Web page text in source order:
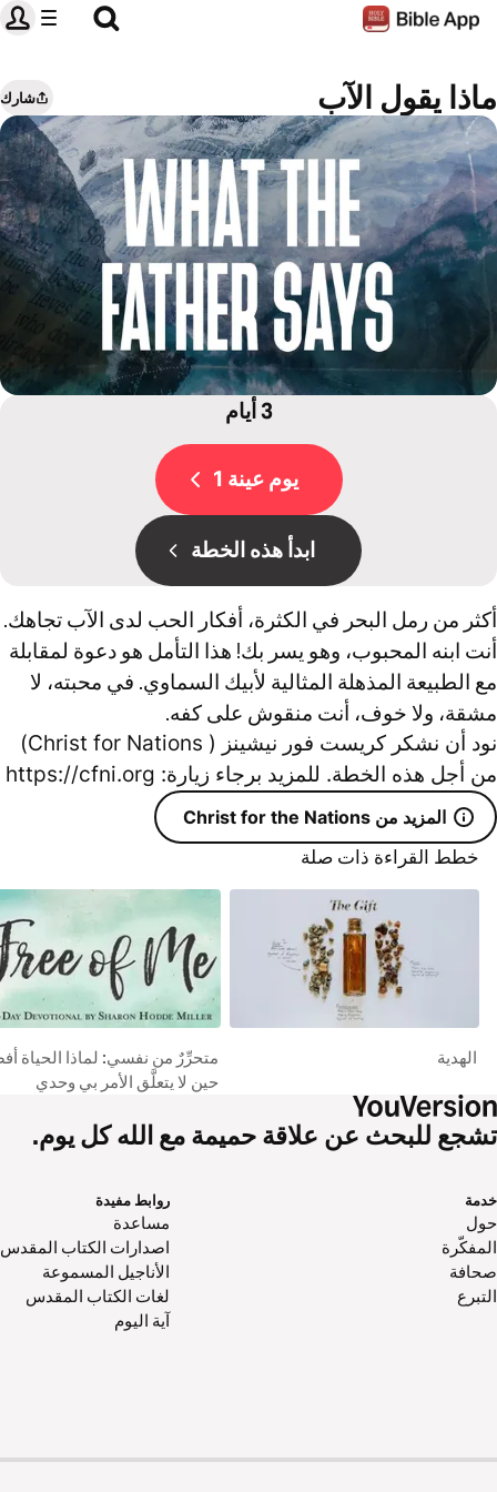
ماذا يقول الآب شارك
3 أيام
يوم عينة 1
ابدأ هذه الخطة
أكثر من رمل البحر في الكثرة، أفكار الحب لدى الآب تجاهك.
أنت ابنه المحبوب، وهو يسر بك! هذا التأمل هو دعوة لمقابلة
مع الطبيعة المذهلة المثالية لأبيك السماوي. في محبته، لا
مشقة، ولا خوف، أنت منقوش على كفه.
نود أن نشكر كريست فور نيشينز ( Christ for Nations)
من أجل هذه الخطة. للمزيد برجاء زيارة: https://cfni.org
المزيد من Christ for the Nations
خطط القراءة ذات صلة
الهدية
متحرِّرٌ من نفسي: لماذا الحياة
حين لا يتعلَّق الأمر بي وحدي
تشجع للبحث عن علاقة حميمة مع الله كل يوم.
خدمة
حول‌
المفكّرة
صحافة
التبرع
روابط مفيدة
مساعدة
اصدارات الكتاب المقدس
الأناجيل المسموعة
لغات الكتاب المقدس
آية اليوم